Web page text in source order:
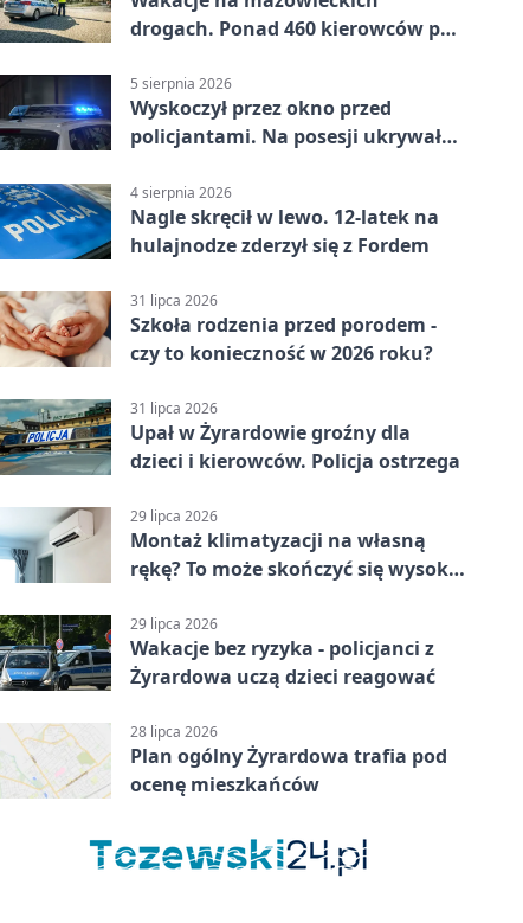
drogach. Ponad 460 kierowców po
5 sierpnia 2026
Wyskoczył przez okno przed
policjantami. Na posesji ukrywał
4 sierpnia 2026
Nagle skręcił w lewo. 12-latek na
hulajnodze zderzył się z Fordem
31 lipca 2026
Szkoła rodzenia przed porodem -
czy to konieczność w 2026 roku?
31 lipca 2026
Upał w Żyrardowie groźny dla
dzieci i kierowców. Policja ostrzega
29 lipca 2026
Montaż klimatyzacji na własną
rękę? To może skończyć się wysoką
29 lipca 2026
Wakacje bez ryzyka - policjanci z
Żyrardowa uczą dzieci reagować
28 lipca 2026
Plan ogólny Żyrardowa trafia pod
ocenę mieszkańców